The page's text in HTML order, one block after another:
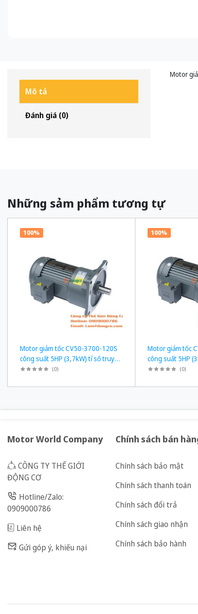
Mô tả
Đánh giá (0)
Motor
Những sảm phẩm tương tự
100%
Motor giảm tốc CV50-3700-120S
công suất 5HP (3,7kW) tỉ số truyền
1/120
(0)
100%
Motor giảm tốc
công suất 5HP
1/50
(0)
Motor World Company
CÔNG TY THẾ GIỚI
ĐỘNG CƠ
Hotline/Zalo:
0909000786
Liên hệ
Gửi góp ý, khiếu nại
Chính sách bán
Chính sách bảo mật
Chính sách thanh toán
Chính sách đổi trả
Chính sách giao nhận
Chính sách bảo hành